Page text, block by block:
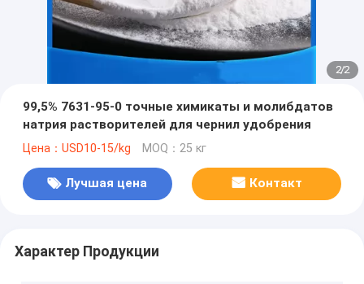
2/2
99,5% 7631-95-0 точные химикаты и молибдатов
натрия растворителей для чернил удобрения
Цена：USD10-15/kg MOQ：25 кг
Лучшая цена Контакт
Характер Продукции